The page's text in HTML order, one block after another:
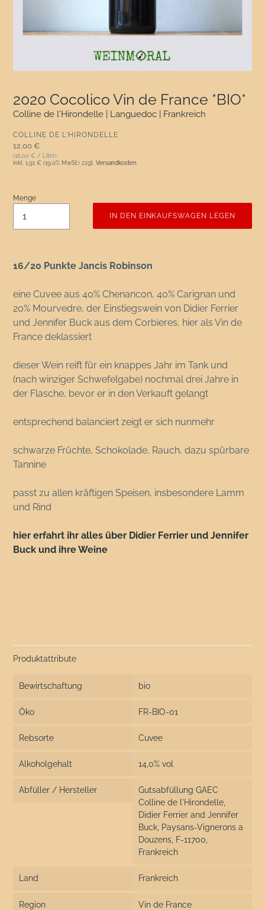
2020 Cocolico Vin de France *BIO*
Colline de l'Hirondelle | Languedoc | Frankreich
VERKÄUFER
COLLINE DE L'HIRONDELLE
Normaler Preis
12,00 €
(16,00 € / Liter)
inkl. 1,91 € (19.0% MwSt.) zzgl. Versandkosten
Menge
IN DEN EINKAUFSWAGEN LEGEN
16/20 Punkte Jancis Robinson
eine Cuvee aus 40% Chenancon, 40% Carignan und
20% Mourvedre, der Einstiegswein von Didier Ferrier
und Jennifer Buck aus dem Corbieres, hier als Vin de
France deklassiert
dieser Wein reift für ein knappes Jahr im Tank und
(nach winziger Schwefelgabe) nochmal drei Jahre in
der Flasche, bevor er in den Verkauft gelangt
entsprechend balanciert zeigt er sich nunmehr
schwarze Früchte, Schokolade, Rauch, dazu spürbare
Tannine
passt zu allen kräftigen Speisen, insbesondere Lamm
und Rind
hier erfahrt ihr alles über Didier Ferrier und Jennifer
Buck und ihre Weine
Produktattribute
Bewirtschaftung bio
Öko FR-BIO-01
Rebsorte Cuvee
Alkoholgehalt 14,0% vol
Abfüller / Hersteller
Gutsabfüllung GAEC
Colline de l'Hirondelle,
Didier Ferrier and Jennifer
Buck, Paysans-Vignerons a
Douzens, F-11700,
Frankreich
Land Frankreich
Region Vin de France